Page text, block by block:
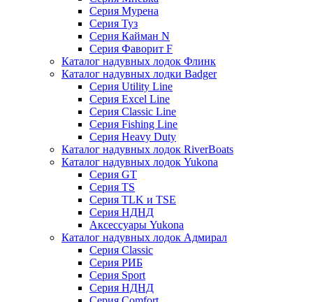
Серия Мурена
Серия Туз
Серия Кайман N
Серия Фаворит F
Каталог надувных лодок Флинк
Каталог надувных лодки Badger
Серия Utility Line
Серия Excel Line
Серия Classic Line
Серия Fishing Line
Серия Heavy Duty
Каталог надувных лодок RiverBoats
Каталог надувных лодок Yukona
Серия GT
Серия TS
Серия TLK и TSE
Серия НДНД
Аксессуары Yukona
Каталог надувных лодок Адмирал
Серия Classic
Серия РИБ
Серия Sport
Серия НДНД